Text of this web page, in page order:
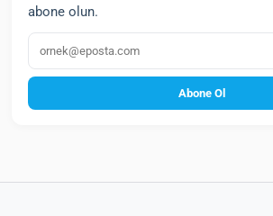
abone olun.
E‑posta
Abone Ol